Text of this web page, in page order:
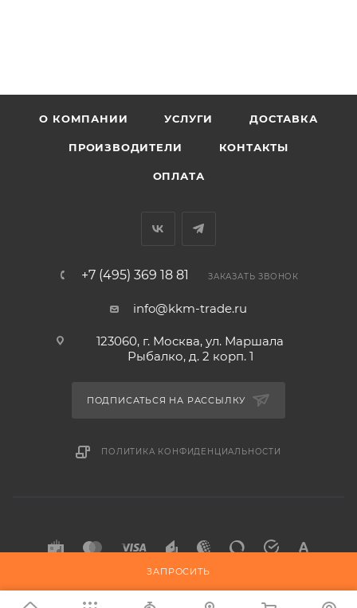
ЗАПРОСИТЬ
О КОМПАНИИ УСЛУГИ ДОСТАВКА
ПРОИЗВОДИТЕЛИ КОНТАКТЫ
ОПЛАТА
+7 (495) 369 18 81 ЗАКАЗАТЬ ЗВОНОК
info@kkm-trade.ru
123060, г. Москва, ул. Маршала
Рыбалко, д. 2 корп. 1
ПОДПИСАТЬСЯ НА РАССЫЛКУ
ПОЛИТИКА КОНФИДЕНЦИАЛЬНОСТИ
2015-2026 © KKM-TRADE